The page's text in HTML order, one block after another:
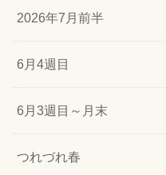
2026年7月前半
6月4週目
6月3週目～月末
つれづれ春